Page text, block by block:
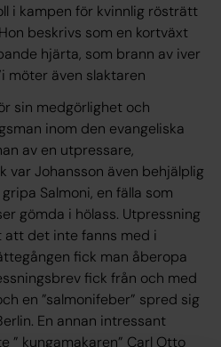
i kampen för kvinnlig rösträtt
beskrivs som en kortväxt
hjärta, som brann av iver
möter även slaktaren
sin medgörlighet och
inom den evangeliska
av en utpressare,
var Johansson även behjälplig
Salmoni, en fälla som
gömda i hölass. Utpressning
det inte fanns med i
fick man åberopa
fick från och med
en ”salmonifeber” spred sig
En annan intressant
” kungamakaren” Carl Otto